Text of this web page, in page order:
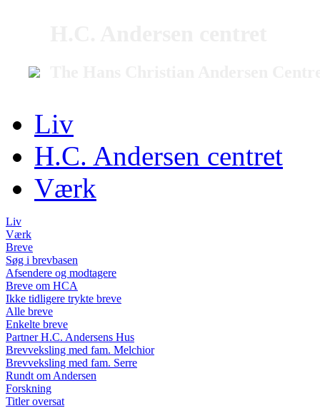
Liv
H.C. Andersen centret
Værk
Liv
Værk
Breve
Søg i brevbasen
Afsendere og modtagere
Breve om HCA
Ikke tidligere trykte breve
Alle breve
Enkelte breve
Partner H.C. Andersens Hus
Brevveksling med fam. Melchior
Brevveksling med fam. Serre
Rundt om Andersen
Forskning
Titler oversat